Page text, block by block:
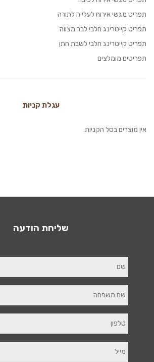
תפריט מגשי אירוח לעלייה לתורה
תפריט קייטרינג חלבי לבר מצווה
תפריט קייטרינג חלבי לשבת חתן
תפריטים מומלצים
עגלת קניות
אין מוצרים בסל הקניות.
שליחת הודעה